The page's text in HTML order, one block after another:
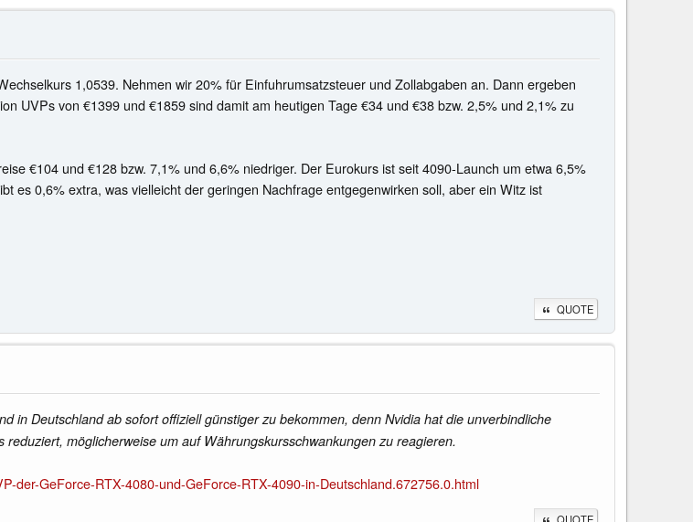
1,0539. Nehmen wir 20% für Einfuhrumsatzsteuer und Zollabgaben an. Dann ergeben
UVPs von €1399 und €1859 sind damit am heutigen Tage €34 und €38 bzw. 2,5% und 2,1% zu
€104 und €128 bzw. 7,1% und 6,6% niedriger. Der Eurokurs ist seit 4090-Launch um etwa 6,5%
es 0,6% extra, was vielleicht der geringen Nachfrage entgegenwirken soll, aber ein Witz ist
QUOTE
in Deutschland ab sofort offiziell günstiger zu bekommen, denn Nvidia hat die unverbindliche
möglicherweise um auf Währungskursschwankungen zu reagieren.
der-GeForce-RTX-4080-und-GeForce-RTX-4090-in-Deutschland.672756.0.html